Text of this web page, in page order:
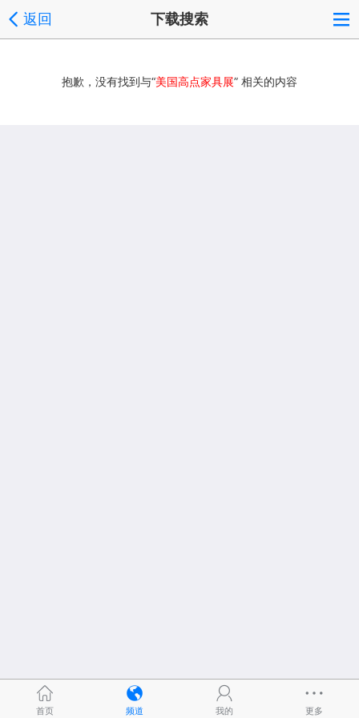
返回 下载搜索
抱歉，没有找到与“美国高点家具展” 相关的内容
首页 频道 我的 更多